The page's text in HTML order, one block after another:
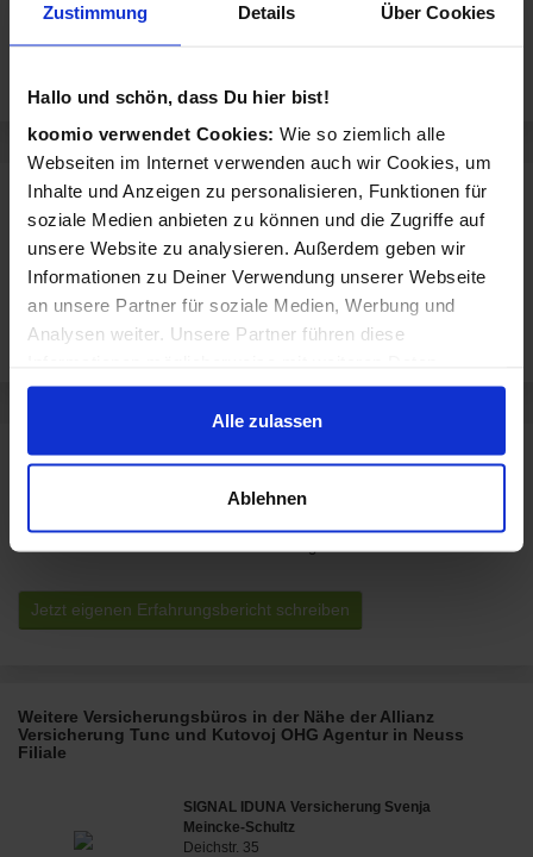
Zustimmung Details Über Cookies
Hallo und schön, dass Du hier bist!
koomio verwendet Cookies: Wie so ziemlich alle
Webseiten im Internet verwenden auch wir Cookies, um
Inhalte und Anzeigen zu personalisieren, Funktionen für
soziale Medien anbieten zu können und die Zugriffe auf
unsere Website zu analysieren. Außerdem geben wir
Informationen zu Deiner Verwendung unserer Webseite
an unsere Partner für soziale Medien, Werbung und
Analysen weiter. Unsere Partner führen diese
zusammen, die Du ihnen bereitgestellt hast oder die sie
im Rahmen Deiner Nutzung der Dienste gesammelt
haben.
Alle zulassen
Ablehnen
Sortiment von Allianz Versicherung Tunc
und Kutovoj OHG Agentur in Neuss
Allianz Versicherung Tunc und Kutovoj OHG Agentur in Neuss verkauft
Produkte aus diesen Kategorien:
Finanzen, Recht &
Beratung
Versicherungen
und Kutovoj OHG Agentur in Neuss
Jetzt eigenen Erfahrungsbericht schreiben
Weitere Versicherungsbüros in der Nähe der Allianz
Versicherung Tunc und Kutovoj OHG Agentur in Neuss
Filiale
SIGNAL IDUNA Versicherung Svenja
Meincke-Schultz
Deichstr. 35